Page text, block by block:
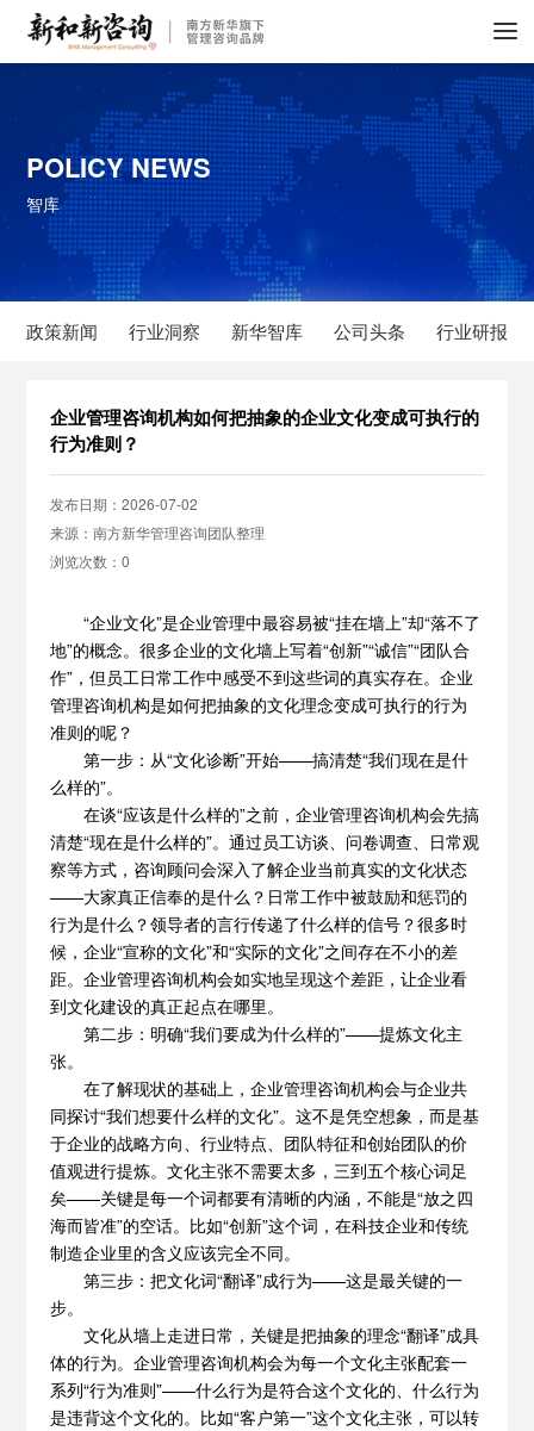
POLICY NEWS
智库
政策新闻 行业洞察 新华智库 公司头条 行业研报
企业管理咨询机构如何把抽象的企业文化变成可执行的
行为准则？
发布日期：2026-07-02
来源：南方新华管理咨询团队整理
浏览次数：0
“企业文化”是企业管理中最容易被“挂在墙上”却“落不了
地”的概念。很多企业的文化墙上写着“创新”“诚信”“团队合
作”，但员工日常工作中感受不到这些词的真实存在。企业
管理咨询机构是如何把抽象的文化理念变成可执行的行为
准则的呢？
第一步：从“文化诊断”开始——搞清楚“我们现在是什
么样的”。
在谈“应该是什么样的”之前，企业管理咨询机构会先搞
清楚“现在是什么样的”。通过员工访谈、问卷调查、日常观
察等方式，咨询顾问会深入了解企业当前真实的文化状态
——大家真正信奉的是什么？日常工作中被鼓励和惩罚的
行为是什么？领导者的言行传递了什么样的信号？很多时
候，企业“宣称的文化”和“实际的文化”之间存在不小的差
距。企业管理咨询机构会如实地呈现这个差距，让企业看
到文化建设的真正起点在哪里。
第二步：明确“我们要成为什么样的”——提炼文化主
张。
在了解现状的基础上，企业管理咨询机构会与企业共
同探讨“我们想要什么样的文化”。这不是凭空想象，而是基
于企业的战略方向、行业特点、团队特征和创始团队的价
值观进行提炼。文化主张不需要太多，三到五个核心词足
矣——关键是每一个词都要有清晰的内涵，不能是“放之四
海而皆准”的空话。比如“创新”这个词，在科技企业和传统
制造企业里的含义应该完全不同。
第三步：把文化词“翻译”成行为——这是最关键的一
步。
文化从墙上走进日常，关键是把抽象的理念“翻译”成具
体的行为。企业管理咨询机构会为每一个文化主张配套一
系列“行为准则”——什么行为是符合这个文化的、什么行为
是违背这个文化的。比如“客户第一”这个文化主张，可以转